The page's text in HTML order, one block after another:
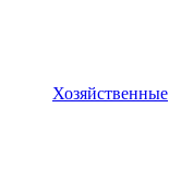
Хозяйственные